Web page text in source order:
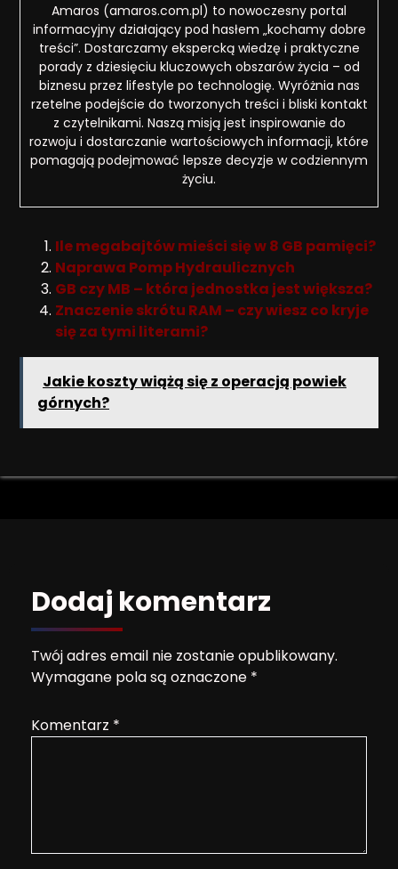
Amaros (amaros.com.pl) to nowoczesny portal
informacyjny działający pod hasłem „kochamy dobre
treści”. Dostarczamy ekspercką wiedzę i praktyczne
porady z dziesięciu kluczowych obszarów życia – od
biznesu przez lifestyle po technologię. Wyróżnia nas
rzetelne podejście do tworzonych treści i bliski kontakt
z czytelnikami. Naszą misją jest inspirowanie do
rozwoju i dostarczanie wartościowych informacji, które
pomagają podejmować lepsze decyzje w codziennym
życiu.
Ile megabajtów mieści się w 8 GB pamięci?
Naprawa Pomp Hydraulicznych
GB czy MB – która jednostka jest większa?
Znaczenie skrótu RAM – czy wiesz co kryje
się za tymi literami?
Jakie koszty wiążą się z operacją powiek
górnych?
Dodaj komentarz
Twój adres email nie zostanie opublikowany.
Wymagane pola są oznaczone *
Komentarz *